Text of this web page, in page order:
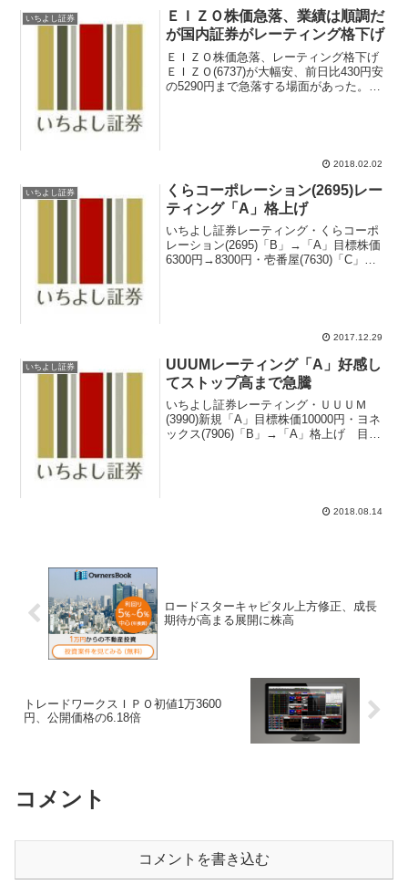
いちよし証券
ＥＩＺＯ株価急落、業績は順調だ
が国内証券がレーティング格下げ
ＥＩＺＯ株価急落、レーティング格下げ
ＥＩＺＯ(6737)が大幅安、前日比430円安
の5290円まで急落する場面があった。現
2018.02.02
いちよし証券
くらコーポレーション(2695)レー
ティング「A」格上げ
いちよし証券レーティング・くらコーポ
レーション(2695)「B」→「A」目標株価
6300円→8300円・壱番屋(7630)「C」目
2017.12.29
いちよし証券
UUUMレーティング「A」好感し
てストップ高まで急騰
いちよし証券レーティング・ＵＵＵＭ
(3990)新規「A」目標株価10000円・ヨネ
ックス(7906)「B」→「A」格上げ 目標
2018.08.14
ロードスターキャピタル上方修正、成長
期待が高まる展開に株高
トレードワークスＩＰＯ初値1万3600
円、公開価格の6.18倍
コメント
コメントを書き込む